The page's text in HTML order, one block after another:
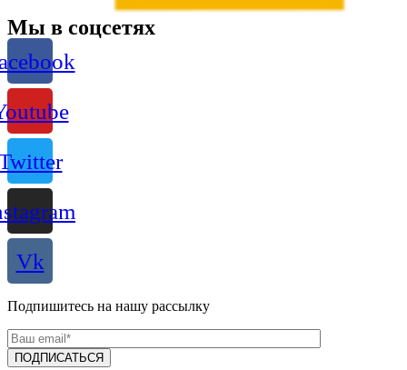
Мы в соцсетях
Vk
Подпишитесь на нашу рассылку